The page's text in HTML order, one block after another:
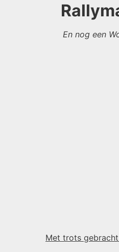
En nog een
Met trots